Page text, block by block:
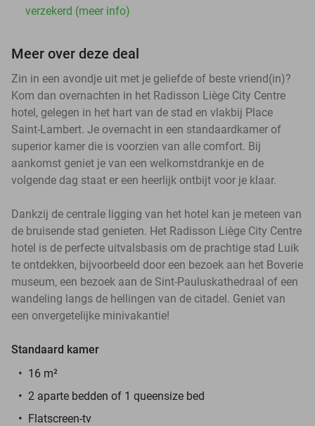
verzekerd (meer info)
Meer over deze deal
Zin in een avondje uit met je geliefde of beste vriend(in)?
Kom dan overnachten in het Radisson Liège City Centre
hotel, gelegen in het hart van de stad en vlakbij Place
Saint-Lambert. Je overnacht in een standaardkamer of
superior kamer die is voorzien van alle comfort. Bij
aankomst geniet je van een welkomstdrankje en de
volgende dag staat er een heerlijk ontbijt voor je klaar.
Dankzij de centrale ligging van het hotel kan je meteen van
de bruisende stad genieten. Het Radisson Liège City Centre
hotel is de perfecte uitvalsbasis om de prachtige stad Luik
te ontdekken, bijvoorbeeld door een bezoek aan het Boverie
museum, een bezoek aan de Sint-Pauluskathedraal of een
wandeling langs de hellingen van de citadel. Geniet van
een onvergetelijke minivakantie!
Standaard kamer
16 m²
2 aparte bedden of 1 queensize bed
Flatscreen-tv